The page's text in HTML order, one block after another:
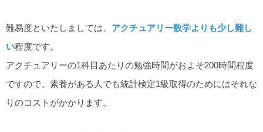
難易度といたしましては、 アクチュアリー数学よりも少し難し
い程度です。
アクチュアリーの1科目あたりの勉強時間がおよそ200時間程度
ですので、素養がある人でも統計検定1級取得のためにはそれな
りのコストがかかります。